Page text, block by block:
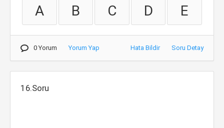
A B C D E
0 Yorum Yorum Yap Hata Bildir Soru Detay
16.Soru